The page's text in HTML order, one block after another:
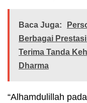
Baca Juga:
Berbagai
Terima Tanda
Dharma
“Alhamdulillah